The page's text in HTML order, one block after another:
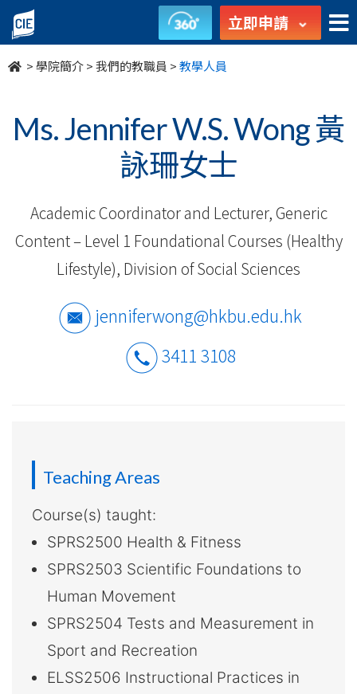
我
們
教
學
立即申請
>學院簡介>我們的教職員 >教學人員
Ms. Jennifer W.S. Wong 黃
詠珊女士
Academic Coordinator and Lecturer, Generic
Content – Level 1 Foundational Courses (Healthy
Lifestyle), Division of Social Sciences
jenniferwong@hkbu.edu.hk
3411 3108
Teaching Areas
Course(s) taught:
SPRS2500 Health & Fitness
SPRS2503 Scientific Foundations to
Human Movement
SPRS2504 Tests and Measurement in
Sport and Recreation
ELSS2506 Instructional Practices in